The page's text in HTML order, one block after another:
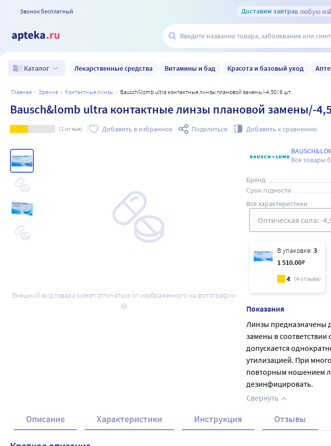
Звонок бесплатный Доставим завтрав любую из
Каталог Лекарственные средства Витамины и бад Красота и базовый уход
главная зрение контактные линзы Bausch&lomb ultra контактные линзы плановой замены/-4,50/ 6 шт.
Bausch&lomb ultra контактные линзы плановой замены/-
(1отзыв) Добавить в избранное Поделиться Добавить к сравнению
Внешний вид товара может отличаться от изображённого на фотографии
Все товары
Бренд
Срок годности
Все характеристики
В упаковке: 3
1 510.00₽
4 (4отзыва)
Показания
Линзы предназначены
замены в
допускается
утилизацией. При
повторным ношением
дезинфицировать.
Свернуть
Описание Характеристики Инструкция Отзывы